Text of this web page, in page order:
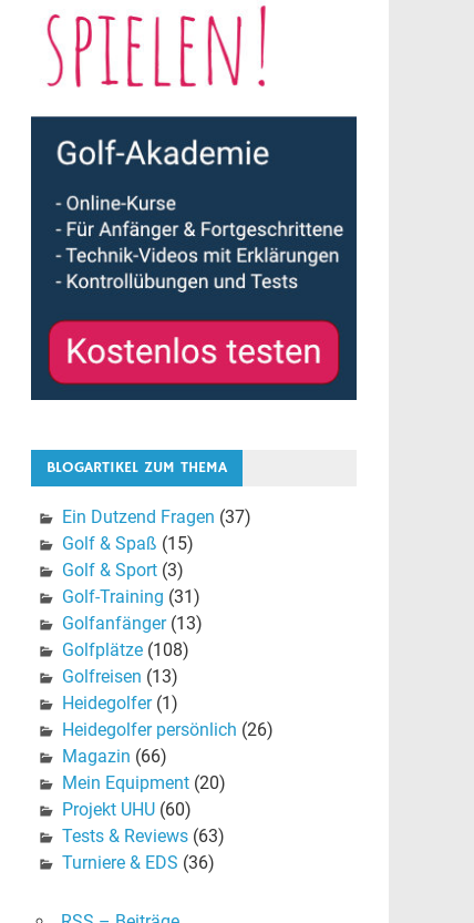
BLOGARTIKEL ZUM THEMA
Ein Dutzend Fragen (37)
Golf & Spaß (15)
Golf & Sport(3)
Golf-Training (31)
Golfanfänger(13)
Golfplätze(108)
Golfreisen (13)
Heidegolfer(1)
Heidegolfer persönlich (26)
Magazin (66)
Mein Equipment(20)
Projekt UHU(60)
Tests & Reviews(63)
Turniere & EDS (36)